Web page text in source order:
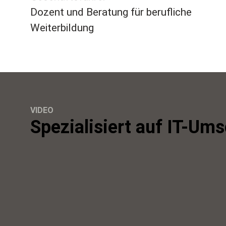
Dozent und Beratung für berufliche
Weiterbildung
VIDEO
Spezialisiert auf IT-